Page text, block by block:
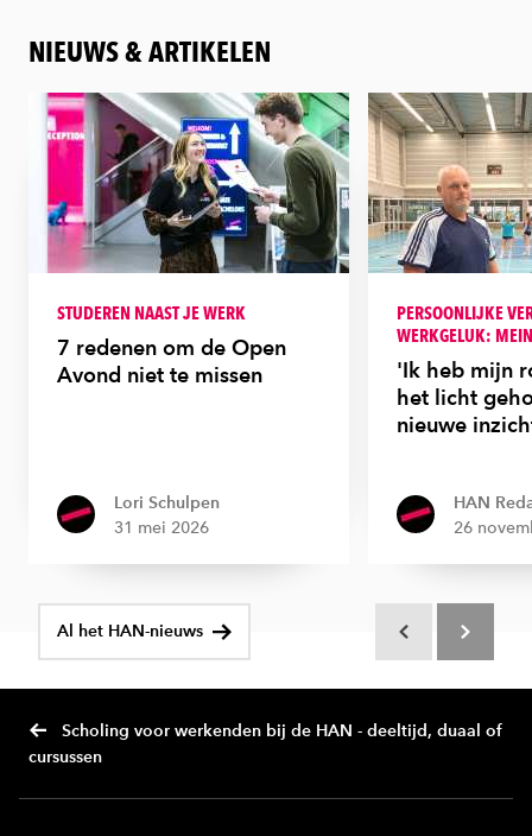
NIEUWS & ARTIKELEN
STUDEREN NAAST JE WERK
7 redenen om de Open
Avond niet te missen
Lori Schulpen
31 mei 2026
PERSOONLIJKE
WERKGELUK:
'Ik heb mijn
het licht
nieuwe
HAN
26
Al het HAN-nieuws
Scholing voor werkenden bij de HAN - deeltijd, duaal of
cursussen